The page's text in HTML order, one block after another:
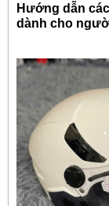
Hướng dẫn
dành cho